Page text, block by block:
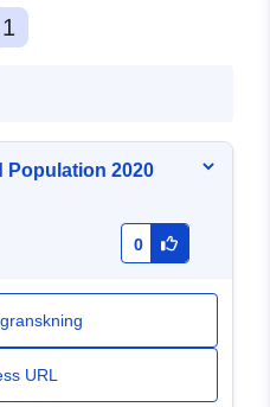
1
Population 2020
0
URL